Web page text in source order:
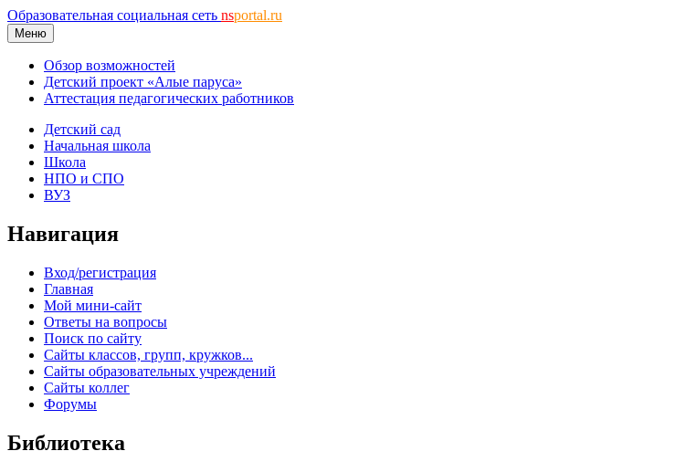
Образовательная социальная сеть nsportal.ru
Меню
Обзор возможностей
Детский проект «Алые паруса»
Аттестация педагогических работников
Детский сад
Начальная школа
Школа
НПО и СПО
ВУЗ
Навигация
Вход/регистрация
Главная
Мой мини-сайт
Ответы на вопросы
Поиск по сайту
Сайты классов, групп, кружков...
Сайты образовательных учреждений
Сайты коллег
Форумы
Библиотека